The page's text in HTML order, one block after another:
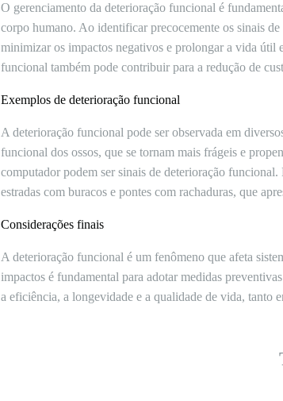
O gerenciamento da deterioração funcional é
corpo humano. Ao identificar precocemente os sinais
minimizar os impactos negativos e prolongar a vida útil
funcional também pode contribuir para a redução de
Exemplos de deterioração funcional
A deterioração funcional pode ser observada em
funcional dos ossos, que se tornam mais frágeis e
computador podem ser sinais de deterioração
estradas com buracos e pontes com rachaduras, que
Considerações finais
A deterioração funcional é um fenômeno que afeta
impactos é fundamental para adotar medidas
a eficiência, a longevidade e a qualidade de vida,